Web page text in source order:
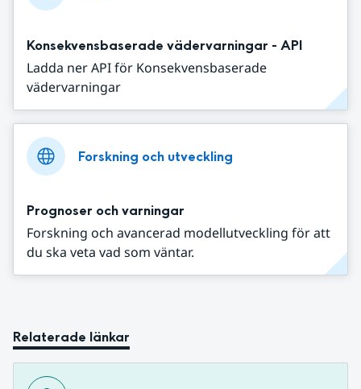
Konsekvensbaserade vädervarningar - API
Ladda ner API för Konsekvensbaserade
vädervarningar
Forskning och utveckling
Prognoser och varningar
Forskning och avancerad modellutveckling för att
du ska veta vad som väntar.
Relaterade länkar